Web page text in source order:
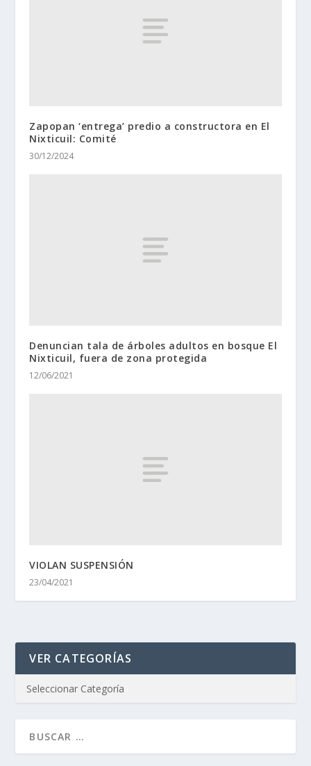
Zapopan ‘entrega’ predio a constructora en El
Nixticuil: Comité
30/12/2024
Denuncian tala de árboles adultos en bosque El
Nixticuil, fuera de zona protegida
12/06/2021
VIOLAN SUSPENSIÓN
23/04/2021
VER CATEGORÍAS